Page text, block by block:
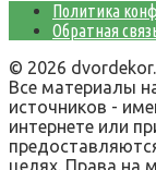
Политика
Обратная
© 2026
Все материалы
источников -
интернете или
целях. Права на